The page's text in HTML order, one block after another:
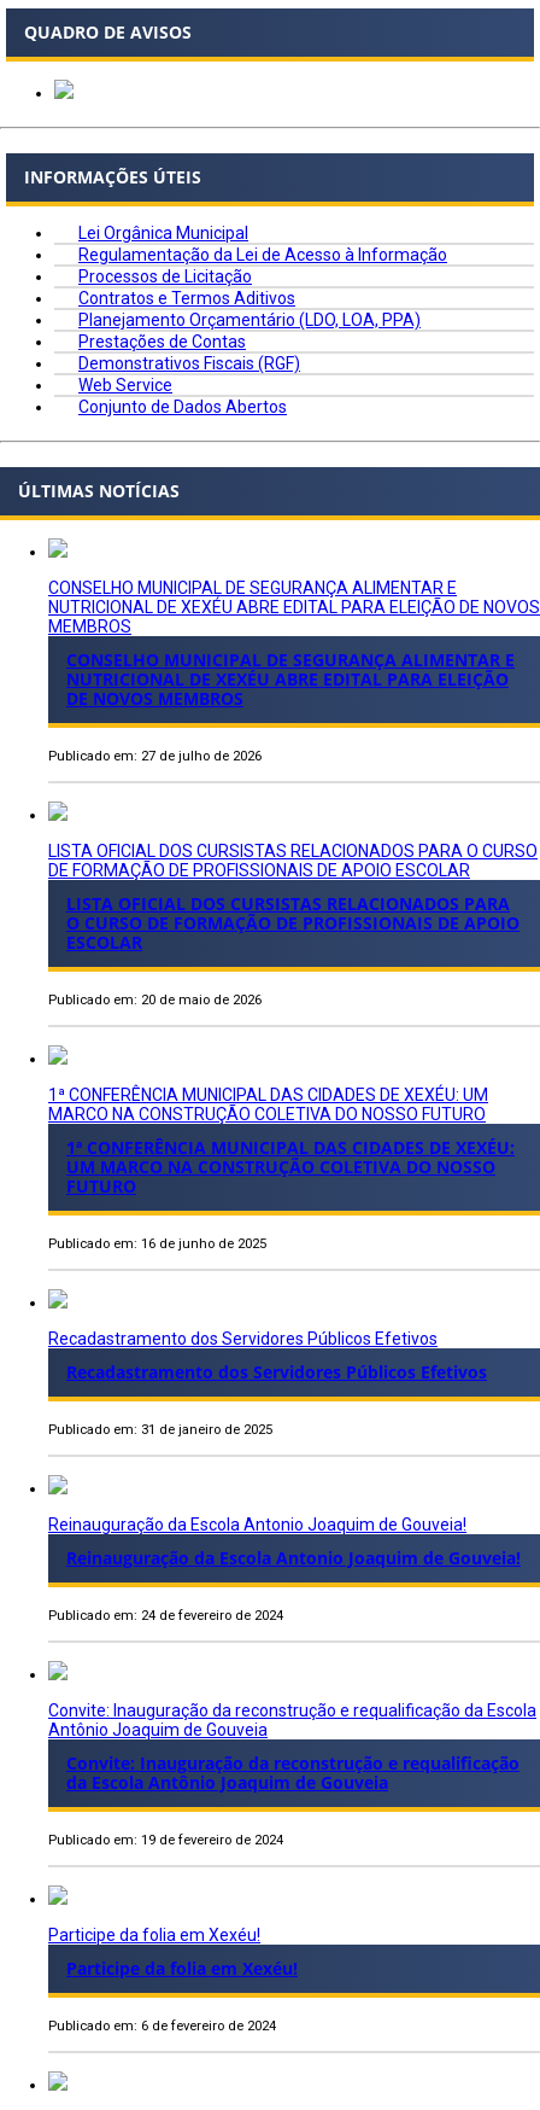
QUADRO DE AVISOS
INFORMAÇÕES ÚTEIS
Lei Orgânica Municipal
Regulamentação da Lei de Acesso à Informação
Processos de Licitação
Contratos e Termos Aditivos
Planejamento Orçamentário (LDO, LOA, PPA)
Prestações de Contas
Demonstrativos Fiscais (RGF)
Web Service
Conjunto de Dados Abertos
ÚLTIMAS NOTÍCIAS
CONSELHO MUNICIPAL DE SEGURANÇA ALIMENTAR E
NUTRICIONAL DE XEXÉU ABRE EDITAL PARA ELEIÇÃO DE NOVOS
MEMBROS
CONSELHO MUNICIPAL DE SEGURANÇA ALIMENTAR E
NUTRICIONAL DE XEXÉU ABRE EDITAL PARA ELEIÇÃO
DE NOVOS MEMBROS
Publicado em: 27 de julho de 2026
LISTA OFICIAL DOS CURSISTAS RELACIONADOS PARA O CURSO
DE FORMAÇÃO DE PROFISSIONAIS DE APOIO ESCOLAR
LISTA OFICIAL DOS CURSISTAS RELACIONADOS PARA
O CURSO DE FORMAÇÃO DE PROFISSIONAIS DE APOIO
ESCOLAR
Publicado em: 20 de maio de 2026
1ª CONFERÊNCIA MUNICIPAL DAS CIDADES DE XEXÉU: UM
MARCO NA CONSTRUÇÃO COLETIVA DO NOSSO FUTURO
1ª CONFERÊNCIA MUNICIPAL DAS CIDADES DE XEXÉU:
UM MARCO NA CONSTRUÇÃO COLETIVA DO NOSSO
FUTURO
Publicado em: 16 de junho de 2025
Recadastramento dos Servidores Públicos Efetivos
Recadastramento dos Servidores Públicos Efetivos
Publicado em: 31 de janeiro de 2025
Reinauguração da Escola Antonio Joaquim de Gouveia!
Reinauguração da Escola Antonio Joaquim de Gouveia!
Publicado em: 24 de fevereiro de 2024
Convite: Inauguração da reconstrução e requalificação da Escola
Antônio Joaquim de Gouveia
Convite: Inauguração da reconstrução e requalificação
da Escola Antônio Joaquim de Gouveia
Publicado em: 19 de fevereiro de 2024
Participe da folia em Xexéu!
Participe da folia em Xexéu!
Publicado em: 6 de fevereiro de 2024